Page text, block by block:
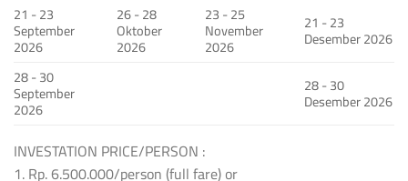
21 - 23
September
2026
26 - 28
Oktober
2026
23 - 25
November
2026
21 - 23
Desember 2026
28 - 30
September
2026
28 - 30
Desember 2026
INVESTATION PRICE/PERSON :
1. Rp. 6.500.000/person (full fare) or